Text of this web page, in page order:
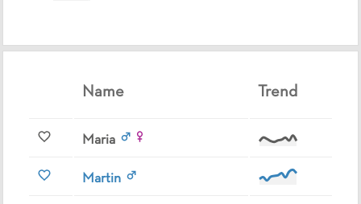
Name Trend
Maria
Martin